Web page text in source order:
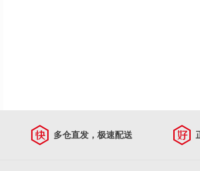
多仓直发，极速配送